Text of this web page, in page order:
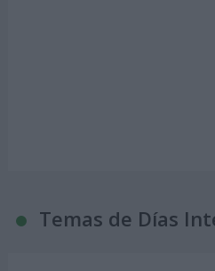
Temas de Días